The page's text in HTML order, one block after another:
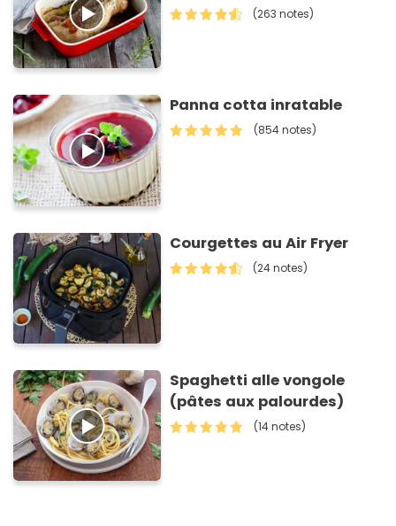
(263 notes)
Panna cotta inratable
(854 notes)
Courgettes au Air Fryer
(24 notes)
Spaghetti alle vongole
(pâtes aux palourdes)
(14 notes)